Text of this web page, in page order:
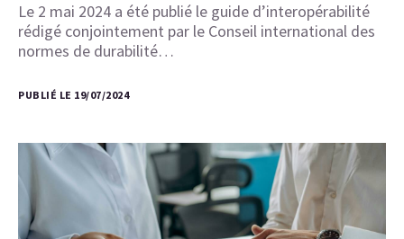
Le 2 mai 2024 a été publié le guide d’interopérabilité
rédigé conjointement par le Conseil international des
normes de durabilité…
PUBLIÉ LE 19/07/2024